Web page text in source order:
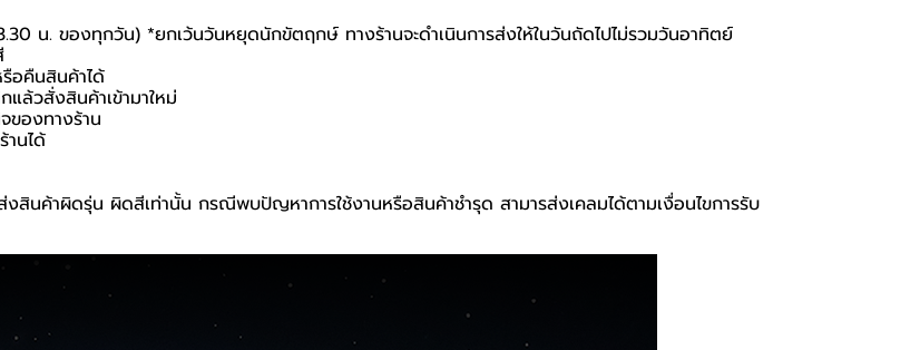
น. ของทุกวัน) *ยกเว้นวันหยุดนักขัตฤกษ์ ทางร้านจะดำเนินการส่งให้ในวันถัดไปไม่รวมวันอาทิตย์
อคืนสินค้าได้
ล้วสั่งสินค้าเข้ามาใหม่
ของทางร้าน
นได้
สินค้าผิดรุ่น ผิดสีเท่านั้น กรณีพบปัญหาการใช้งานหรือสินค้าชำรุด สามารส่งเคลมได้ตามเงื่อนไขการรับ